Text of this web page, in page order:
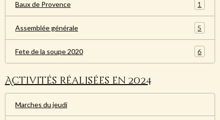
Baux de Provence 1
Assemblée générale 5
Fete de la soupe 2020 6
Activités réalisées en 2024
Marches du jeudi